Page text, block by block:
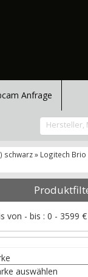
Anfrage
schwarz » Logitech Brio
von - bis : 0 - 3599 €